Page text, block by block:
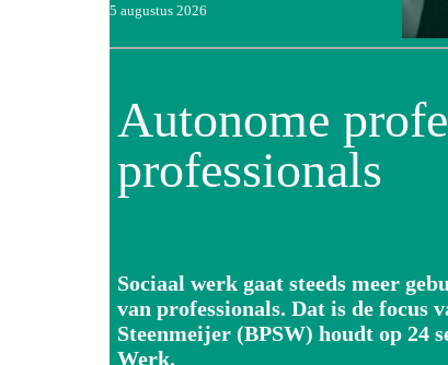
5 augustus 2026
Autonome
professionals
Sociaal werk gaat steeds meer
van professionals. Dat is de focus
Steenmeijer (BPSW) houdt op 24
Werk.